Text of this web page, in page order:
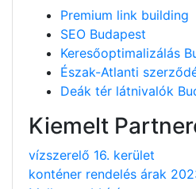
Premium link building
SEO Budapest
Keresőoptimalizálás
Észak-Atlanti
Deák tér látnivalók
Kiemelt
vízszerelő 16. kerület
konténer rendelés árak